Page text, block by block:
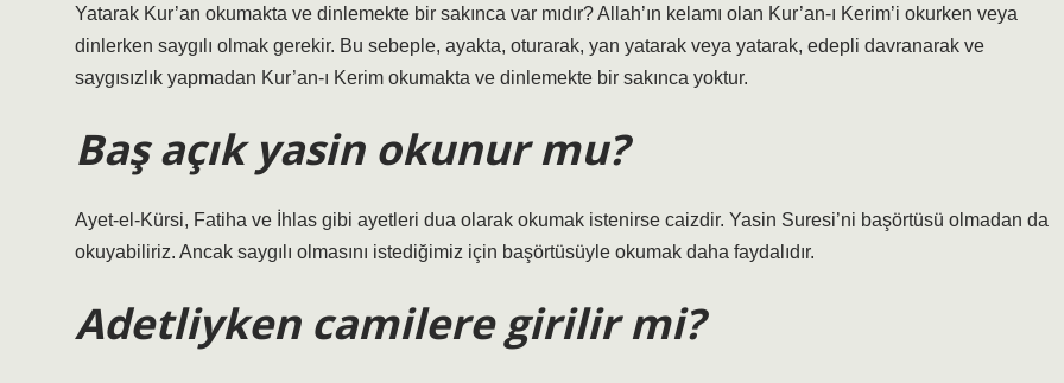
Yatarak Kur’an okumakta ve dinlemekte bir sakınca var mıdır? Allah’ın kelamı olan Kur’an-ı Kerim’i okurken veya
dinlerken saygılı olmak gerekir. Bu sebeple, ayakta, oturarak, yan yatarak veya yatarak, edepli davranarak ve
saygısızlık yapmadan Kur’an-ı Kerim okumakta ve dinlemekte bir sakınca yoktur.
Baş açık yasin okunur mu?
Ayet-el-Kürsi, Fatiha ve İhlas gibi ayetleri dua olarak okumak istenirse caizdir. Yasin Suresi’ni başörtüsü olmadan da
okuyabiliriz. Ancak saygılı olmasını istediğimiz için başörtüsüyle okumak daha faydalıdır.
Adetliyken camilere girilir mi?